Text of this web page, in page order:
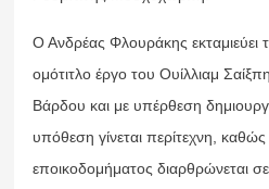
Ο Ανδρέας Φλουράκης εκταμιεύει
ομότιτλο έργο του Ουίλλιαμ
Βάρδου και με υπέρθεση
υπόθεση γίνεται περίτεχνη,
εποικοδομήματος διαρθρώνεται